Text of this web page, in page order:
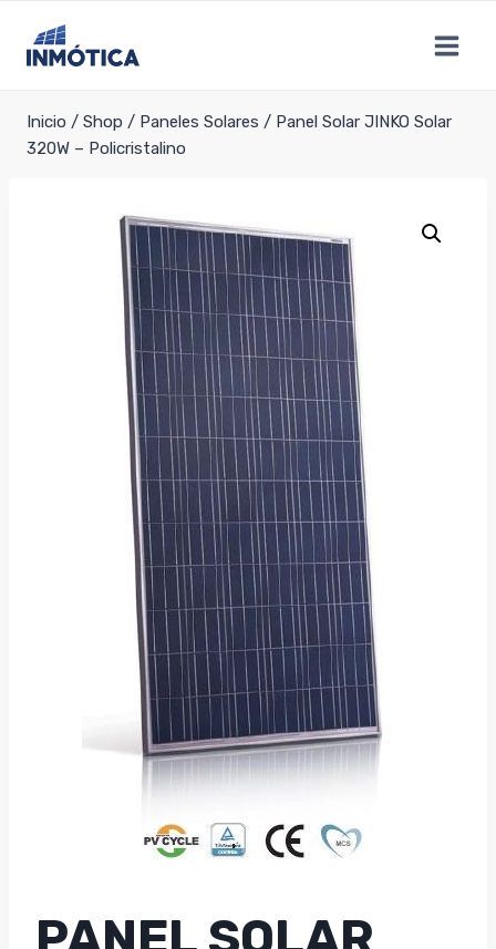
contenido
Inicio / Shop / Paneles Solares / Panel Solar JINKO Solar
320W – Policristalino